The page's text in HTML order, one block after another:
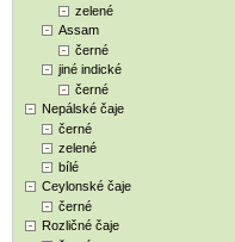
zelené
Assam
černé
jiné indické
černé
Nepálské čaje
černé
zelené
bílé
Ceylonské čaje
černé
Rozličné čaje